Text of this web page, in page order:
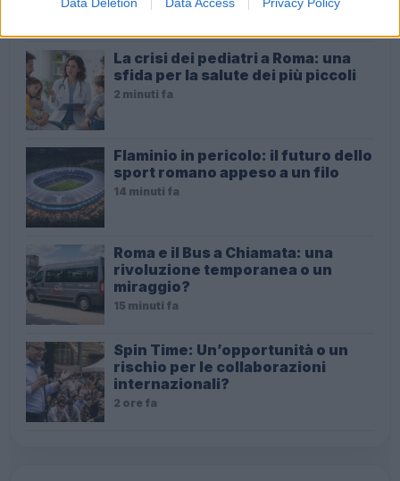
La crisi dei pediatri a Roma: una
sfida per la salute dei più piccoli
2 minuti fa
Flaminio in pericolo: il futuro dello
sport romano appeso a un filo
14 minuti fa
Roma e il Bus a Chiamata: una
rivoluzione temporanea o un
miraggio?
15 minuti fa
Spin Time: Un’opportunità o un
rischio per le collaborazioni
internazionali?
2 ore fa